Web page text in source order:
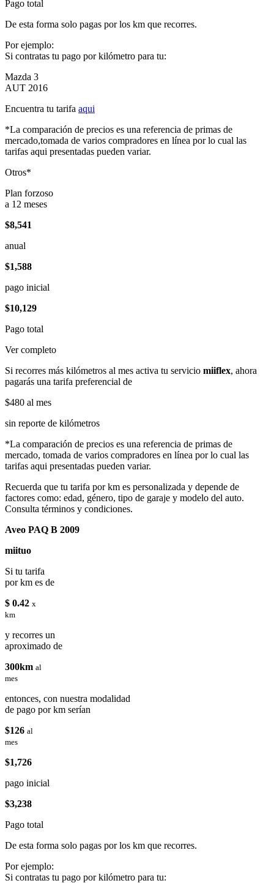
Pago total
De esta forma solo pagas por los km que recorres.
Por ejemplo:
Si contratas tu pago por kilómetro para tu:
Mazda 3
AUT 2016
Encuentra tu tarifa aqui
*La comparación de precios es una referencia de primas de
mercado,tomada de varios compradores en línea por lo cual las
tarifas aqui presentadas pueden variar.
Otros*
Plan forzoso
a 12 meses
$8,541
anual
$1,588
pago inicial
$10,129
Pago total
Ver completo
Si recorres más kilómetros al mes activa tu servicio miiflex, ahora
pagarás una tarifa preferencial de
$480 al mes
sin reporte de kilómetros
*La comparación de precios es una referencia de primas de
mercado, tomada de varios compradores en línea por lo cual las
tarifas aqui presentadas pueden variar.
Recuerda que tu tarifa por km es personalizada y depende de
factores como: edad, género, tipo de garaje y modelo del auto.
Consulta términos y condiciones.
Aveo PAQ B 2009
miituo
Si tu tarifa
por km es de
$ 0.42 x
km
y recorres un
aproximado de
300km al
mes
entonces, con nuestra modalidad
de pago por km serían
$126 al
mes
$1,726
pago inicial
$3,238
Pago total
De esta forma solo pagas por los km que recorres.
Por ejemplo:
Si contratas tu pago por kilómetro para tu: